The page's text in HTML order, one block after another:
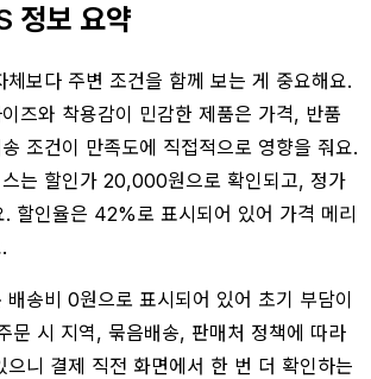
정보 요약
체보다 주변 조건을 함께 보는 게 중요해요.
즈와 착용감이 민감한 제품은 가격, 반품
조건이 만족도에 직접적으로 영향을 줘요.
는 할인가 20,000원으로 확인되고, 정가
할인율은 42%로 표시되어 있어 가격 메리
배송비 0원으로 표시되어 있어 초기 부담이
문 시 지역, 묶음배송, 판매처 정책에 따라
으니 결제 직전 화면에서 한 번 더 확인하는